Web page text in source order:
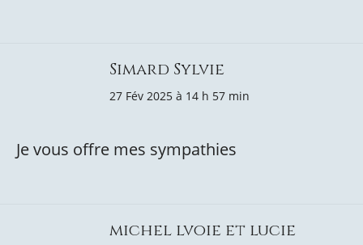
Simard Sylvie
27 Fév 2025 à 14 h 57 min
Je vous offre mes sympathies
michel lvoie et lucie